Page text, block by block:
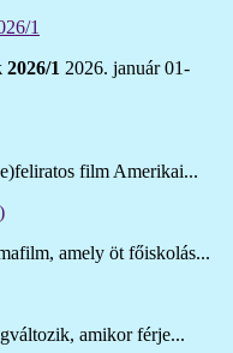
1
1 2026. január 01-
film Amerikai...
amely öt főiskolás...
amikor férje...